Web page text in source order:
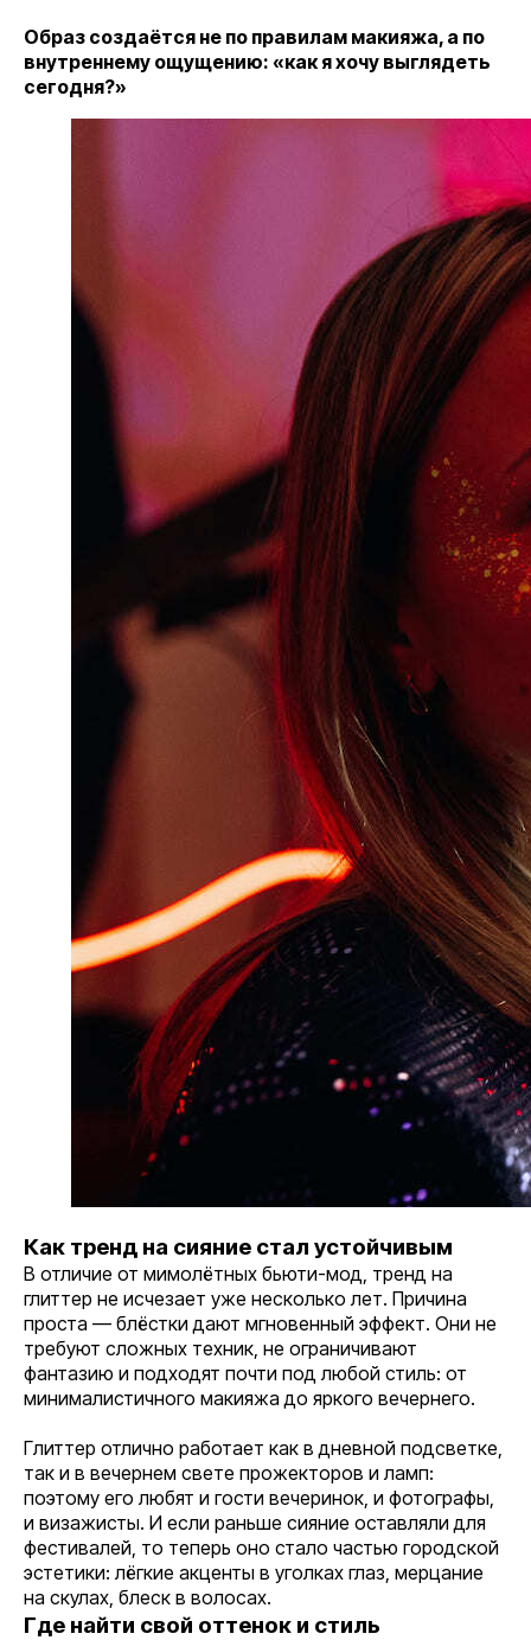
Образ создаётся не по правилам макияжа, а по
внутреннему ощущению: «как я хочу выглядеть
сегодня?»
Как тренд на сияние стал устойчивым
В отличие от мимолётных бьюти-мод, тренд на
глиттер не исчезает уже несколько лет. Причина
проста — блёстки дают мгновенный эффект. Они не
требуют сложных техник, не ограничивают
фантазию и подходят почти под любой стиль: от
минималистичного макияжа до яркого вечернего.
Глиттер отлично работает как в дневной подсветке,
так и в вечернем свете прожекторов и ламп:
поэтому его любят и гости вечеринок, и фотографы,
и визажисты. И если раньше сияние оставляли для
фестивалей, то теперь оно стало частью городской
эстетики: лёгкие акценты в уголках глаз, мерцание
на скулах, блеск в волосах.
Где найти свой оттенок и стиль